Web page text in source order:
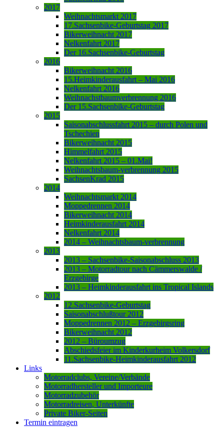
2017
Weihnachtsmarkt 2017
17.Sachsenbike-Geburtstag 2017
Bikerweihnacht 2017
Nelkenfahrt 2017
Der 16.Sachsenbike-Geburtstag
2016
Bikerweihnacht 2016
15.Heimkinderausfahrt – Mai 2016
Nelkenfahrt 2016
Weihnachstbaumverbrennung 2016
Der 15.Sachsenbike-Geburtstag
2015
Saisonabschlussfahrt 2015 – durch Polen und
Tschechien
Bikerweihnacht 2015
Himmelfahrt 2015
Nelkenfahrt 2015 – 01.Mai!
Weihnachtsbaum-verbrennung 2015
SachsenKrad 2015
2014
Weihnachtsmarkt 2014
Moppedrennen 2014
Bikerweihnacht 2014
Heimkinderausfahrt 2014
Nelkenfahrt 2014
2014 – Weihnachtsbaum-verbrennung
2013
2013 – Sachsenbike-Saisonabschluss 2013
2013 – Motorradtour nach Cämmerswalde /
Erzgebirge
2013 – Heimkinderausfahrt ins Tropical Islands
2012
12.Sachsenbike-Geburtstag
Saisonabschlußtour 2012
Moppedrennen 2012 – Erzgebirgsring
Bikerweihnacht 2012
2012 – Büroumzug
Abschiedsfeier im Kinderkurheim Volkersdorf
11.Sachsenbike-Heimkinderausfahrt 2012
Links
Motorradclubs, Vereine/Verbände
Motorradhersteller und Importeure
Motorradzubehör
Motorradreisen, Unterkünfte
Private Biker-Seiten
Termin eintragen